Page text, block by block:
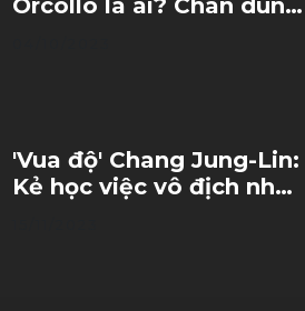
Orcollo là ai? Chân dung
'Vua độ' Chang Jung-Lin:
Kẻ học việc vô địch nhờ